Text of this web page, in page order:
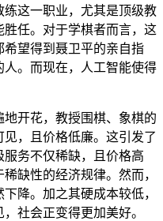
这一职业，尤其是顶级教
任。对于学棋者而言，这
望得到聂卫平的亲自指
。而现在，人工智能使得
开花，教授围棋、象棋的
，且价格低廉。这引发了
务不仅稀缺，且价格高
缺性的经济规律。然而，
降。加之其硬成本较低，
社会正变得更加美好。